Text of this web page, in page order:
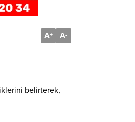
A+ A-
belirterek,